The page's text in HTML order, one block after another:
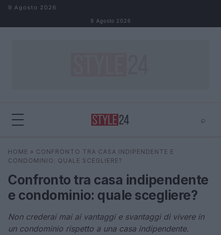
Salta al contenuto
9 Agosto 2026
9 Agosto 2026
⌕
Cerca
HOME » CONFRONTO TRA CASA INDIPENDENTE E
CONDOMINIO: QUALE SCEGLIERE?
Confronto tra casa indipendente
e condominio: quale scegliere?
Non crederai mai ai vantaggi e svantaggi di vivere in
un condominio rispetto a una casa indipendente.